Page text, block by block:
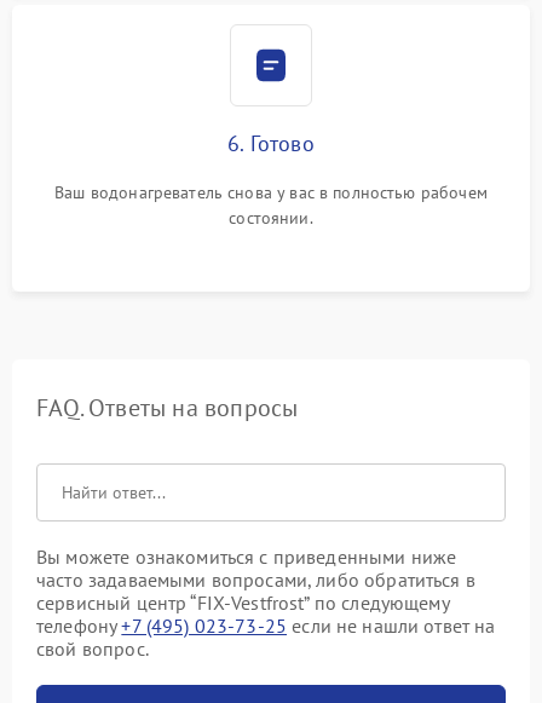
6. Готово
Ваш водонагреватель снова у вас в полностью рабочем
состоянии.
FAQ. Ответы на вопросы
Вы можете ознакомиться с приведенными ниже
часто задаваемыми вопросами, либо обратиться в
сервисный центр “FIX-Vestfrost” по следующему
телефону+7 (495) 023-73-25 если не нашли ответ на
свой вопрос.